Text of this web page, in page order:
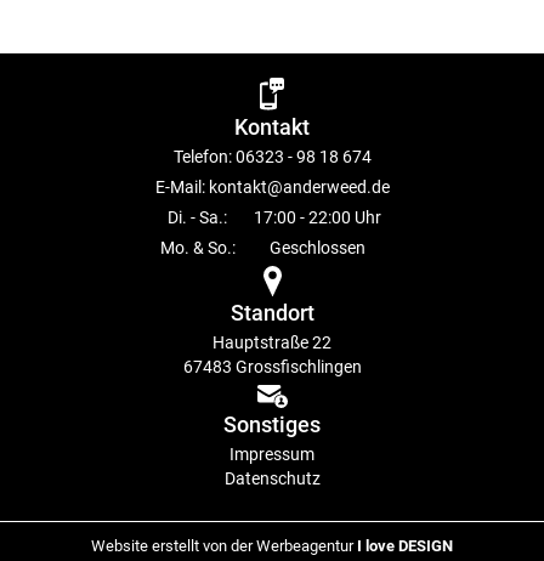
Kontakt
Telefon:06323 - 98 18 674
E-Mail: kontakt@anderweed.de
Di. - Sa.:
17:00 - 22:00 Uhr
Mo. & So.:
Geschlossen
Standort
Hauptstraße 22
67483 Grossfischlingen
Sonstiges
Impressum
Datenschutz
Website erstellt von der Werbeagentur I love DESIGN